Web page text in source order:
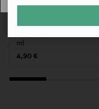
50 ml
POOLA
Valmistaja
ml
Original Price
4,90 €